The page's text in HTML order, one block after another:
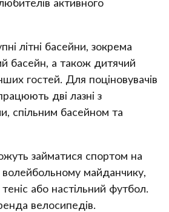
літні басейни, зокрема
басейн, а також дитячий
гостей. Для поціновувачів
дві лазні з
спільним басейном та
займатися спортом на
майданчику,
або настільний футбол.
велосипедів.